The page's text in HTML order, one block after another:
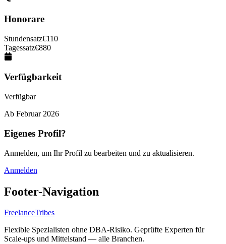
Honorare
Stundensatz€110
Tagessatz€880
Verfügbarkeit
Verfügbar
Ab Februar 2026
Eigenes Profil?
Anmelden, um Ihr Profil zu bearbeiten und zu aktualisieren.
Anmelden
Footer-Navigation
FreelanceTribes
Flexible Spezialisten ohne DBA-Risiko. Geprüfte Experten für
Scale-ups und Mittelstand — alle Branchen.